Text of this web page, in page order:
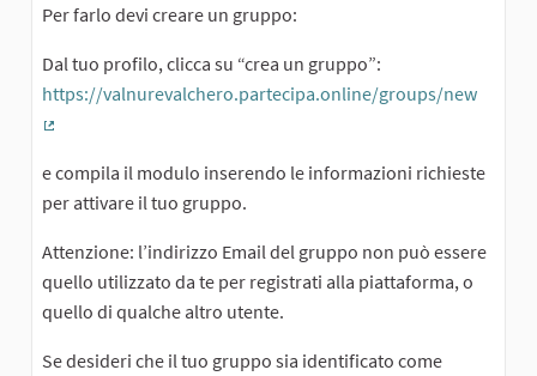
Per farlo devi creare un gruppo:
Dal tuo profilo, clicca su “crea un gruppo”:
https://valnurevalchero.partecipa.online/groups/new
e compila il modulo inserendo le informazioni richieste
per attivare il tuo gruppo.
Attenzione: l’indirizzo Email del gruppo non può essere
quello utilizzato da te per registrati alla piattaforma, o
quello di qualche altro utente.
Se desideri che il tuo gruppo sia identificato come